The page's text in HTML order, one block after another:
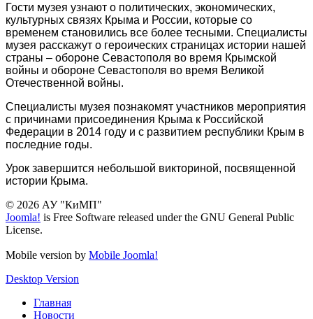
Гости музея узнают о политических, экономических,
культурных связях Крыма и России, которые со
временем становились все более тесными. Специалисты
музея расскажут о героических страницах истории нашей
страны – обороне Севастополя во время Крымской
войны и обороне Севастополя во время Великой
Отечественной войны.
Специалисты музея познакомят участников мероприятия
с причинами присоединения Крыма к Российской
Федерации в 2014 году и с развитием республики Крым в
последние годы.
Урок завершится небольшой викториной, посвященной
истории Крыма.
© 2026 АУ "КиМП"
Joomla! is Free Software released under the GNU General Public
License.
Mobile version by Mobile Joomla!
Desktop Version
Главная
Новости